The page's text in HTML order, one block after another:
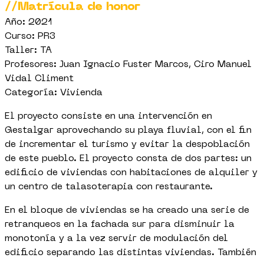
//Matrícula de honor
Año: 2021
Curso: PR3
Taller: TA
Profesores: Juan Ignacio Fuster Marcos, Ciro Manuel
Vidal Climent
Categoría: Vivienda
El proyecto consiste en una intervención en
Gestalgar aprovechando su playa fluvial, con el fin
de incrementar el turismo y evitar la despoblación
de este pueblo. El proyecto consta de dos partes: un
edificio de viviendas con habitaciones de alquiler y
un centro de talasoterapia con restaurante.
En el bloque de viviendas se ha creado una serie de
retranqueos en la fachada sur para disminuir la
monotonía y a la vez servir de modulación del
edificio separando las distintas viviendas. También